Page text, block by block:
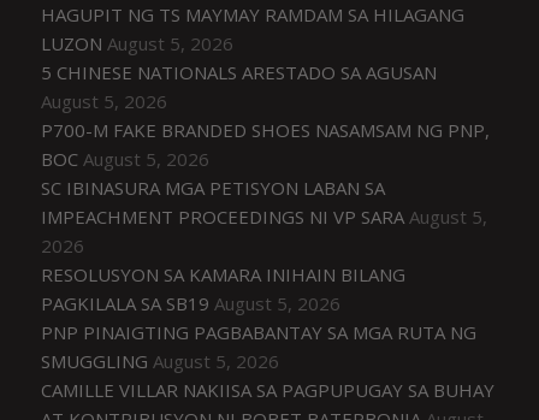
HAGUPIT NG TS MAYMAY RAMDAM SA HILAGANG
LUZON August 5, 2026
5 CHINESE NATIONALS ARESTADO SA AGUSAN
August 5, 2026
P700-M FAKE BRANDED SHOES NASAMSAM NG PNP,
BOC August 5, 2026
SC IBINASURA MGA PETISYON LABAN SA
IMPEACHMENT PROCEEDINGS NI VP SARA August 5,
2026
RESOLUSYON SA KAMARA INIHAIN BILANG
PAGKILALA SA SB19 August 5, 2026
PNP PINAIGTING PAGBABANTAY SA MGA RUTA NG
SMUGGLING August 5, 2026
CAMILLE VILLAR NAKIISA SA PAGPUPUGAY SA BUHAY